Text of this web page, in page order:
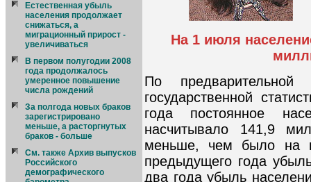
Естественная убыль
населения продолжает
снижаться, а
миграционный прирост -
увеличиваться
В первом полугодии 2008
года продолжалось
умеренное повышение
числа рождений
За полгода новых браков
зарегистрировано
меньше, а расторгнутых
браков - больше
См. также Архив выпусков
Российского
демографического
На 1 июля
По
государственной
года постоянное
насчитывало 141,9
меньше, чем было на
предыдущего года
два года убыль